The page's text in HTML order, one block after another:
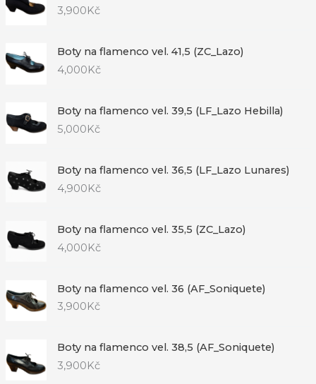
3,900Kč
Boty na flamenco vel. 41,5 (ZC_Lazo)
4,000Kč
Boty na flamenco vel. 39,5 (LF_Lazo Hebilla)
5,000Kč
Boty na flamenco vel. 36,5 (LF_Lazo Lunares)
4,900Kč
Boty na flamenco vel. 35,5 (ZC_Lazo)
4,000Kč
Boty na flamenco vel. 36 (AF_Soniquete)
3,900 Kč
Boty na flamenco vel. 38,5 (AF_Soniquete)
3,900Kč